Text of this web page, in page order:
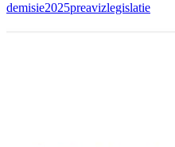
demisie2025preavizlegislatie